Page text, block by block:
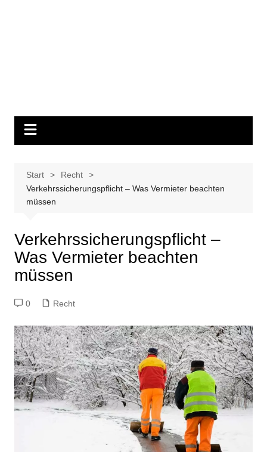
Start
Recht
Verkehrssicherungspflicht – Was Vermieter beachten
müssen
Verkehrssicherungspflicht –
Was Vermieter beachten
müssen
0 Recht